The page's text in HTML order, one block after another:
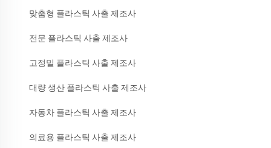
맞춤형 플라스틱 사출 제조사
전문 플라스틱 사출 제조사
고정밀 플라스틱 사출 제조사
대량 생산 플라스틱 사출 제조사
자동차 플라스틱 사출 제조사
의료용 플라스틱 사출 제조사